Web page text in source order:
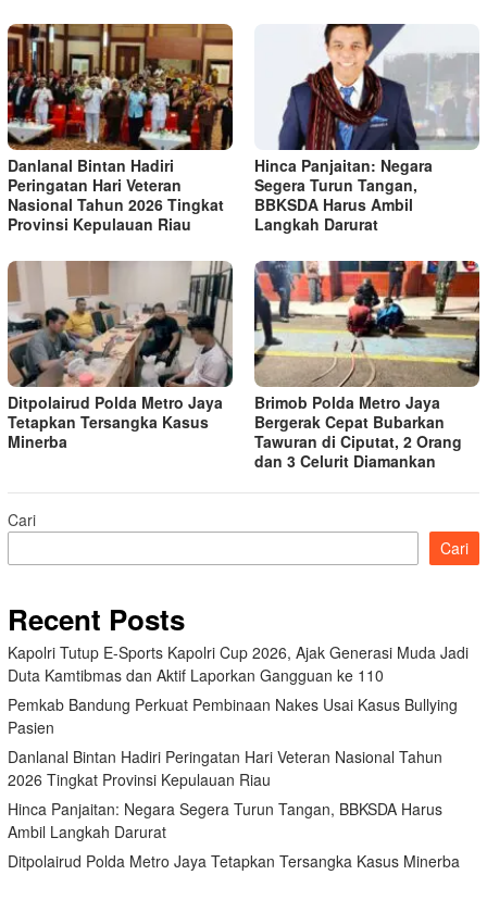
Danlanal Bintan Hadiri
Peringatan Hari Veteran
Nasional Tahun 2026 Tingkat
Provinsi Kepulauan Riau
Hinca Panjaitan: Negara
Segera Turun Tangan,
BBKSDA Harus Ambil
Langkah Darurat
Ditpolairud Polda Metro Jaya
Tetapkan Tersangka Kasus
Minerba
Brimob Polda Metro Jaya
Bergerak Cepat Bubarkan
Tawuran di Ciputat, 2 Orang
dan 3 Celurit Diamankan
Cari
Cari
Recent Posts
Kapolri Tutup E-Sports Kapolri Cup 2026, Ajak Generasi Muda Jadi
Duta Kamtibmas dan Aktif Laporkan Gangguan ke 110
Pemkab Bandung Perkuat Pembinaan Nakes Usai Kasus Bullying
Pasien
Danlanal Bintan Hadiri Peringatan Hari Veteran Nasional Tahun
2026 Tingkat Provinsi Kepulauan Riau
Hinca Panjaitan: Negara Segera Turun Tangan, BBKSDA Harus
Ambil Langkah Darurat
Ditpolairud Polda Metro Jaya Tetapkan Tersangka Kasus Minerba